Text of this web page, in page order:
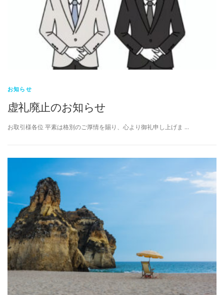
お知らせ
虚礼廃止のお知らせ
お取引様各位 平素は格別のご厚情を賜り、心より御礼申し上げま …